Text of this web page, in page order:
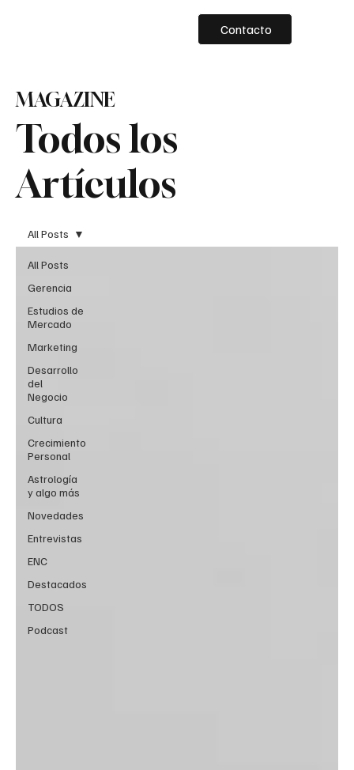
Contacto
Todos los
Artículos
MAGAZINE
All Posts
Gerencia
Estudios de
Mercado
Marketing
Desarrollo
del
Negocio
Cultura
Crecimiento
Personal
Astrología
y algo más
Novedades
Entrevistas
ENC
Destacados
TODOS
Podcast
All Posts